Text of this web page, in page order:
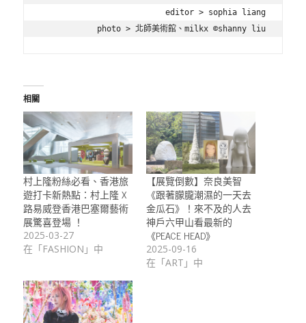
editor > sophia liang
photo > 北師美術館、milkx ©shanny liu
相關
村上隆粉絲必看、香港旅
遊打卡新熱點：村上隆 X
路易威登香港巴塞爾藝術
展驚喜登場 ！
2025-03-27
在「FASHION」中
【展覽倒數】奈良美智
《跟著朦朧潮濕的一天去
金瓜石》！來不及的人去
神戶六甲山看最新的
《PEACE HEAD》
2025-09-16
在「ART」中